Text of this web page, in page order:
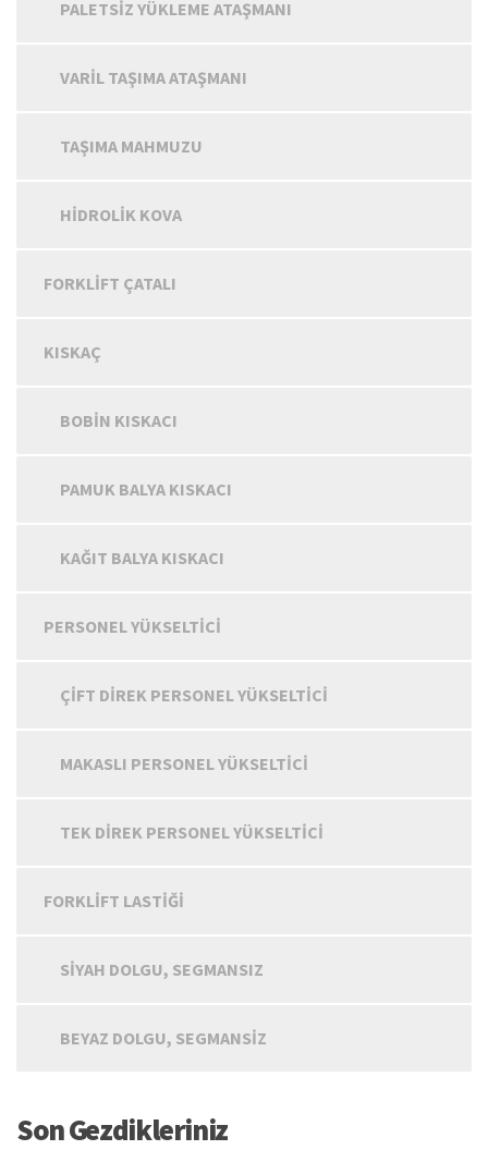
PALETSIZ YÜKLEME ATAŞMANI
VARIL TAŞIMA ATAŞMANI
TAŞIMA MAHMUZU
HIDROLIK KOVA
FORKLIFT ÇATALI
KISKAÇ
BOBIN KISKACI
PAMUK BALYA KISKACI
KAĞIT BALYA KISKACI
PERSONEL YÜKSELTICI
ÇIFT DIREK PERSONEL YÜKSELTICI
MAKASLI PERSONEL YÜKSELTICI
TEK DIREK PERSONEL YÜKSELTICI
FORKLIFT LASTIĞI
SIYAH DOLGU, SEGMANSIZ
BEYAZ DOLGU, SEGMANSIZ
Son Gezdikleriniz